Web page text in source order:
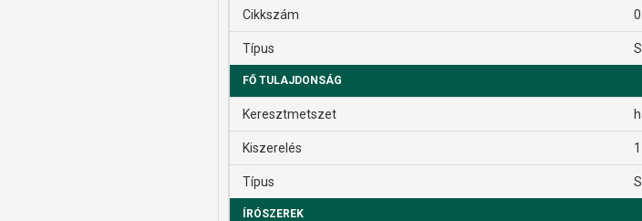
Cikkszám
Típus
FŐ TULAJDONSÁG
Keresztmetszet
Kiszerelés
Típus
ÍRÓSZEREK